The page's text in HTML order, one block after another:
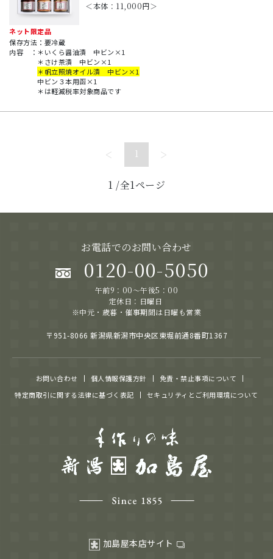
＜本体： 11,000円＞
ネット限定品
保存方法：要冷蔵
内容 ： ＊いくら醤油漬 中ビン×1
＊さけ茶漬 中ビン×1
＊帆立照焼オイル漬 中ビン×1
中ビン３本用函×1
＊は軽減税率対象商品です
< 1 >
1 /全1ページ
お電話でのお問い合わせ
0120-00-5050
午前9：00～午後5：00
定休日：日曜日
※中元・歳暮・催事期間は日曜も営業
〒951-8066 新潟県新潟市中央区東堀前通8番町1367
お問い合わせ 個人情報保護方針
免責・禁止事項について
特定商取引に関する法律に基づく表記
セキュリティとご利用環境について
加島屋本店サイト